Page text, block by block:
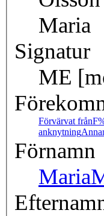
Maria
Signatur
ME
Förvärvat från
anknytning
Förnamn
Maria